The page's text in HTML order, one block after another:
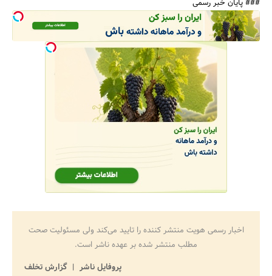
### پایان خبر رسمی
اخبار رسمی هویت منتشر کننده را تایید می‌کند ولی مسئولیت صحت
مطلب منتشر شده بر عهده ناشر است.
پروفایل ناشر
گزارش تخلف